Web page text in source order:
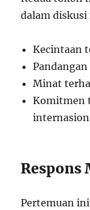
dalam
Kecintaan
Minat
Komitmen
Respons
Pertemuan